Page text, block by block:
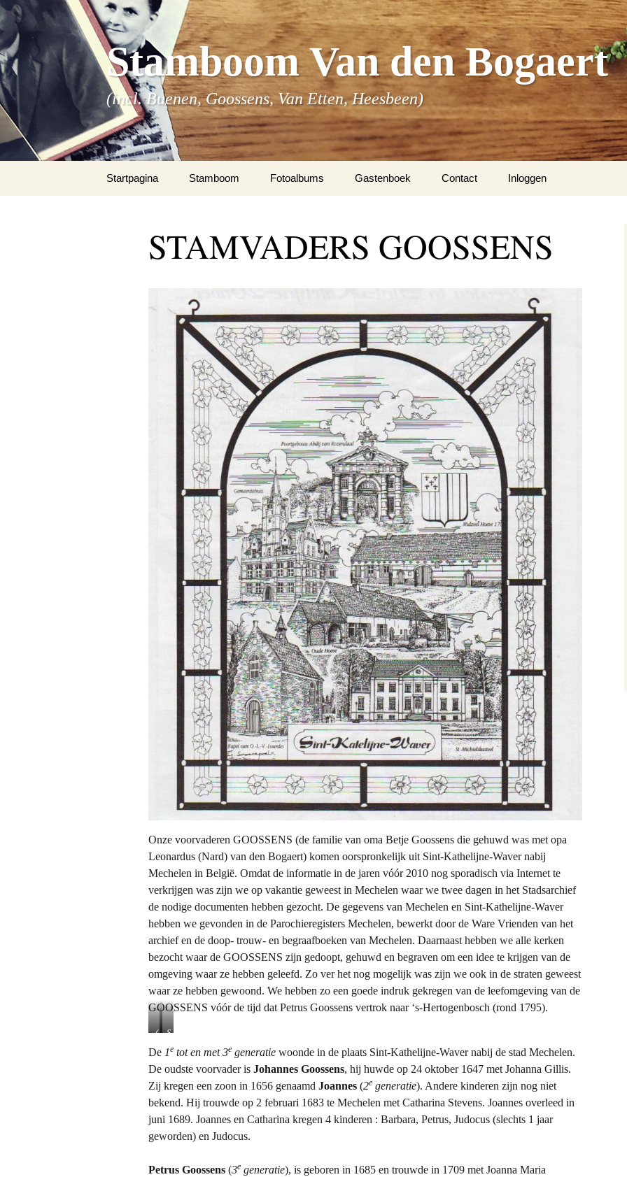
Stamboom Van den Bogaert
(incl. Buenen, Goossens, Van Etten, Heesbeen)
naar
Startpagina Stamboom Fotoalbums
fotoalbum Buenen
fotoalbum familieberichten
fotoalbum grafmonumenten
Fotoalbum Akten
Gastenboek Contact
Inloggen
STAMVADERS GOOSSENS
Onze voorvaderen GOOSSENS (de familie van oma Betje Goossens die gehuwd was met opa
Leonardus (Nard) van den Bogaert) komen oorspronkelijk uit Sint-Kathelijne-Waver nabij
Mechelen in België. Omdat de informatie in de jaren vóór 2010 nog sporadisch via Internet te
verkrijgen was zijn we op vakantie geweest in Mechelen waar we twee dagen in het Stadsarchief
de nodige documenten hebben gezocht. De gegevens van Mechelen en Sint-Kathelijne-Waver
hebben we gevonden in de Parochieregisters Mechelen, bewerkt door de Ware Vrienden van het
archief en de doop- trouw- en begraafboeken van Mechelen. Daarnaast hebben we alle kerken
bezocht waar de GOOSSENS zijn gedoopt, gehuwd en begraven om een idee te krijgen van de
omgeving waar ze hebben geleefd. Zo ver het nog mogelijk was zijn we ook in de straten geweest
waar ze hebben gewoond. We hebben zo een goede indruk gekregen van de leefomgeving van de
GOOSSENS vóór de tijd dat Petrus Goossens vertrok naar ‘s-Hertogenbosch (rond 1795).
(
c
a
t
e
)
o
S
i
t
P
i
t
e
s
De 1e tot en met 3e generatie woonde in de plaats Sint-Kathelijne-Waver nabij de stad Mechelen.
De oudste voorvader is Johannes Goossens, hij huwde op 24 oktober 1647 met Johanna Gillis.
Zij kregen een zoon in 1656 genaamd Joannes (2e generatie). Andere kinderen zijn nog niet
bekend. Hij trouwde op 2 februari 1683 te Mechelen met Catharina Stevens. Joannes overleed in
juni 1689. Joannes en Catharina kregen 4 kinderen : Barbara, Petrus, Judocus (slechts 1 jaar
geworden) en Judocus.
Petrus Goossens (3e generatie), is geboren in 1685 en trouwde in 1709 met Joanna Maria